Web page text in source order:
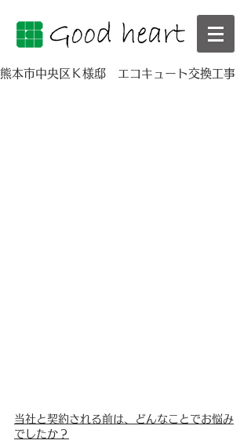
熊本市中央区Ｋ様邸 エコキュート交換工事
当社と契約される前は、どんなことでお悩み
でしたか？